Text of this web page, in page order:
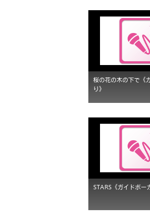
桜の花の木の下で《
り》
STARS《ガイドボー